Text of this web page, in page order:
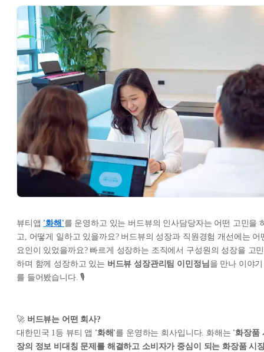
뷰티앱 '화해'를 운영하고 있는 버드뷰의 인사담당자는 어떤 고민을
고, 어떻게 일하고 있을까요? 버드뷰의 성장과 직원경험 개선에는 어
요인이 있었을까요? 빠르게 성장하는 조직에서 구성원의 성장을 고민
하며 함께 성장하고 있는 버드뷰 성장관리팀 이민정님 을 만나 이야기
를 들어봤습니다. 🎙️
🚀 버드뷰는 어떤 회사?
대한민국 1등 뷰티 앱 '화해'를 운영하는 회사입니다. 화해는 '화장품
장의 정보 비대칭 문제를 해결하고 소비자가 중심이 되는 화장품 시